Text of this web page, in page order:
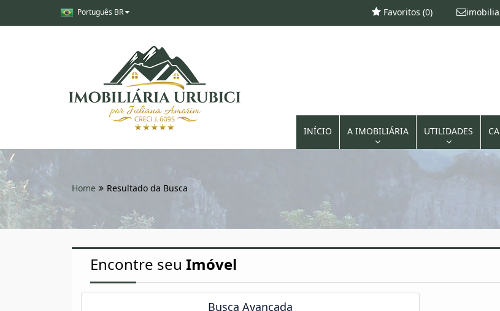
Português BR Favoritos (0)
INÍCIO A IMOBILIÁRIA UTILIDADES
Home Resultado da Busca
Encontre seu Imóvel
Busca Avançada